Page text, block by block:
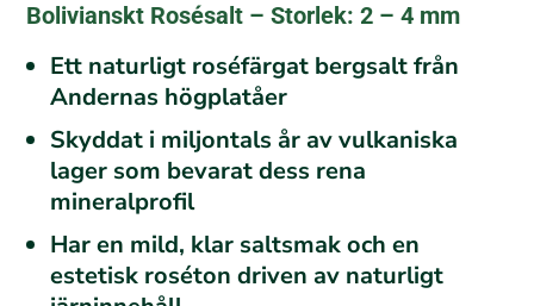
Bolivianskt Rosésalt – Storlek: 2 – 4 mm
Ett naturligt roséfärgat bergsalt från
Andernas högplatåer
Skyddat i miljontals år av vulkaniska
lager som bevarat dess rena
mineralprofil
Har en mild, klar saltsmak och en
estetisk roséton driven av naturligt